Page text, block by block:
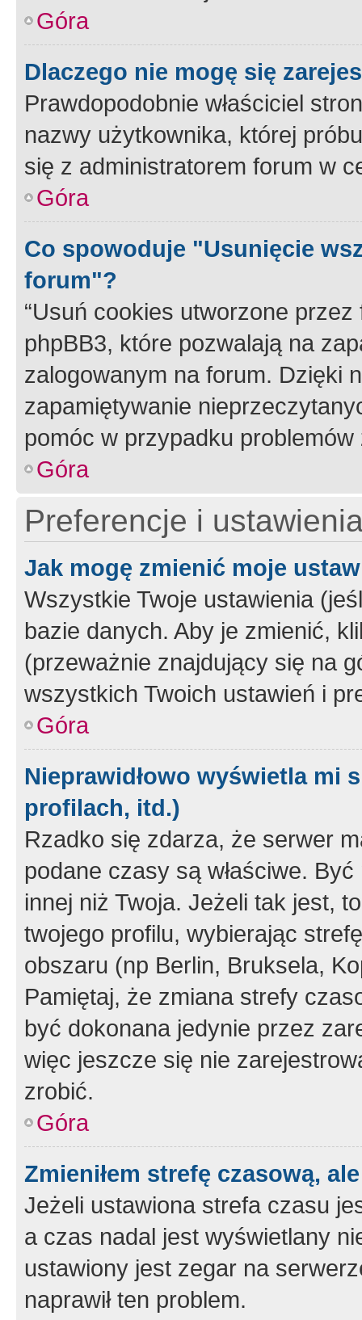
Góra
Dlaczego nie mogę się
Prawdopodobnie właściciel
nazwy użytkownika, której
się z administratorem forum w
Góra
Co spowoduje "Usunięcie
forum"?
“Usuń cookies utworzone
phpBB3, które pozwalają na
zalogowanym na forum. Dzięki
zapamiętywanie
pomóc w przypadku
Góra
Preferencje i
Jak mogę zmienić moje
Wszystkie Twoje ustawienia
bazie danych. Aby je zmienić,
(przeważnie znajdujący się na
wszystkich Twoich ustawień i
Góra
Nieprawidłowo wyświetla mi
profilach, itd.)
Rzadko się zdarza, że serwer
podane czasy są właściwe.
innej niż Twoja. Jeżeli tak jest,
twojego profilu, wybierając
obszaru (np Berlin, Bruksela,
Pamiętaj, że zmiana strefy
być dokonana jedynie przez
więc jeszcze się nie
zrobić.
Góra
Zmieniłem strefę czasową,
Jeżeli ustawiona strefa czasu
a czas nadal jest wyświetlany
ustawiony jest zegar na
naprawił ten problem.